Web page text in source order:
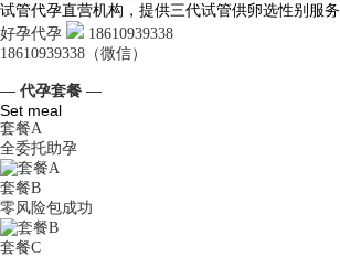
试管代孕直营机构，提供三代试管供卵选性别服务
好孕代孕
18610939338
18610939338（微信）
— 代孕套餐 —
Set meal
套餐A
全委托助孕
套餐B
零风险包成功
套餐C